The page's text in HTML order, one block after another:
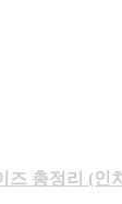
즈 총정리 (인